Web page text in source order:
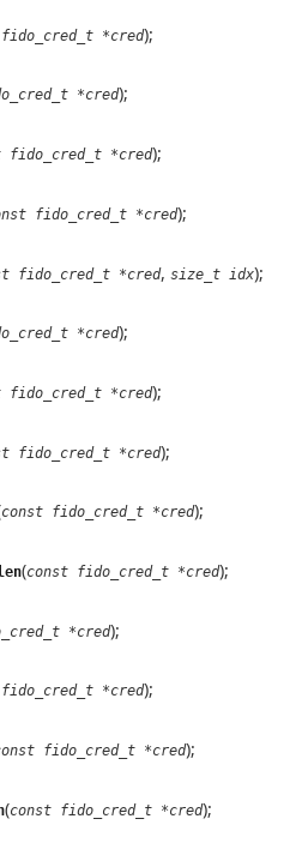
*cred);
*cred);
fido_cred_t *cred);
fido_cred_t *cred);
fido_cred_t *cred, size_t idx);
*cred);
fido_cred_t *cred);
fido_cred_t *cred);
const fido_cred_t *cred);
(const fido_cred_t *cred);
*cred);
*cred);
fido_cred_t *cred);
(const fido_cred_t *cred);